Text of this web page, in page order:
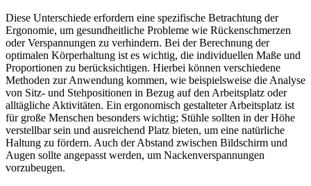
Diese Unterschiede erfordern eine spezifische Betrachtung der
Ergonomie, um gesundheitliche Probleme wie Rückenschmerzen
oder Verspannungen zu verhindern. Bei der Berechnung der
optimalen Körperhaltung ist es wichtig, die individuellen Maße und
Proportionen zu berücksichtigen. Hierbei können verschiedene
Methoden zur Anwendung kommen, wie beispielsweise die Analyse
von Sitz- und Stehpositionen in Bezug auf den Arbeitsplatz oder
alltägliche Aktivitäten. Ein ergonomisch gestalteter Arbeitsplatz ist
für große Menschen besonders wichtig; Stühle sollten in der Höhe
verstellbar sein und ausreichend Platz bieten, um eine natürliche
Haltung zu fördern. Auch der Abstand zwischen Bildschirm und
Augen sollte angepasst werden, um Nackenverspannungen
vorzubeugen.